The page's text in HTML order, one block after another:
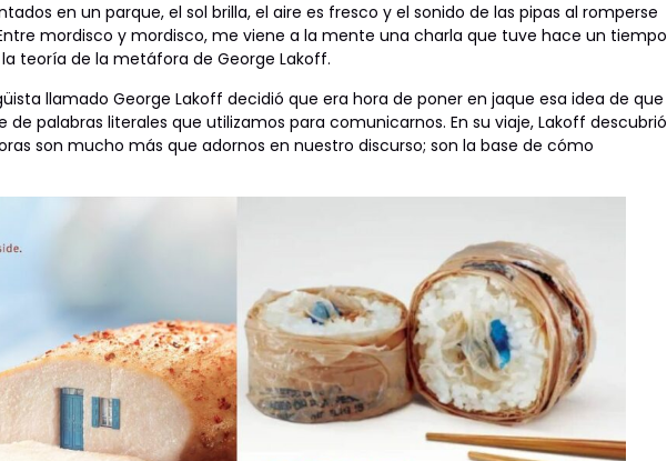
en un parque, el sol brilla, el aire es fresco y el sonido de las pipas al romperse
mordisco y mordisco, me viene a la mente una charla que tuve hace un tiempo
teoría de la metáfora de George Lakoff.
llamado George Lakoff decidió que era hora de poner en jaque esa idea de que
de palabras literales que utilizamos para comunicarnos. En su viaje, Lakoff descubrió
son mucho más que adornos en nuestro discurso; son la base de cómo